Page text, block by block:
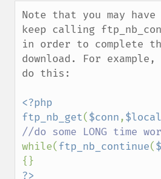
down
Note that you may
keep calling
in order to complete
download. For
do this:
<?php
ftp_nb_get($conn,
while(ftp_nb_continue(